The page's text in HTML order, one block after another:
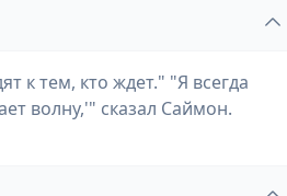
к тем, кто ждет." "Я всегда
волну,'" сказал Саймон.